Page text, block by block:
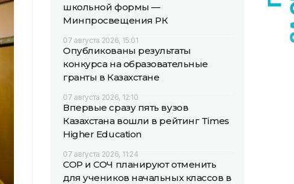
школьной формы —
Минпросвещения РК
07 августа 2026, 15:01
Опубликованы результаты
конкурса на образовательные
гранты в Казахстане
07 августа 2026, 12:10
Впервые сразу пять вузов
Казахстана вошли в рейтинг Times
Higher Education
07 августа 2026, 11:24
СОР и СОЧ планируют отменить
для учеников начальных классов в